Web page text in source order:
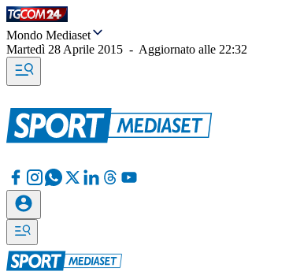
Mondo Mediaset
Martedì 28 Aprile 2015 - Aggiornato alle 22:32